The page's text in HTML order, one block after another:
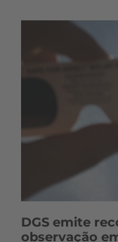
DGS emite
observação